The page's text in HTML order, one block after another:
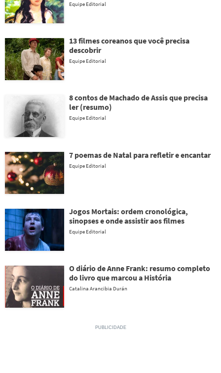
Equipe Editorial
13 filmes coreanos que você precisa
descobrir
Equipe Editorial
8 contos de Machado de Assis que precisa
ler (resumo)
Equipe Editorial
7 poemas de Natal para refletir e encantar
Equipe Editorial
Jogos Mortais: ordem cronológica,
sinopses e onde assistir aos filmes
Equipe Editorial
O diário de Anne Frank: resumo completo
do livro que marcou a História
Catalina Arancibia Durán